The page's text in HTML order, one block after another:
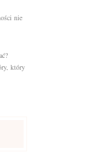
nie
który